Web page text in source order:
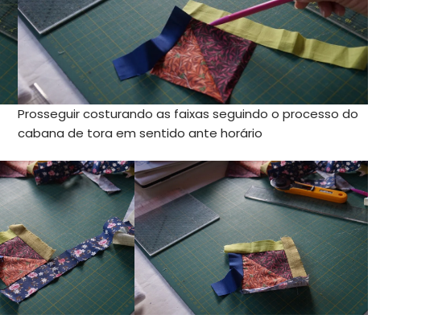
Prosseguir costurando as faixas seguindo o processo do
cabana de tora em sentido ante horário